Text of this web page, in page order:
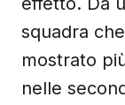
squadra
mostrato
nelle